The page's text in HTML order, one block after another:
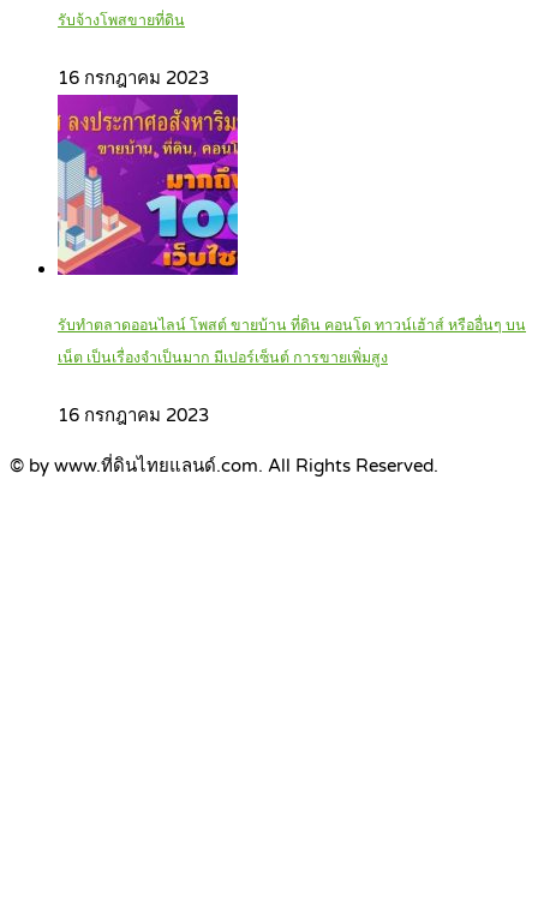
รับจ้างโพสขายที่ดิน
16 กรกฎาคม 2023
รับทำตลาดออนไลน์ โพสต์ ขายบ้าน ที่ดิน คอนโด ทาวน์เฮ้าส์ หรืออื่นๆ บน
เน็ต เป็นเรื่องจำเป็นมาก มีเปอร์เซ็นต์ การขายเพิ่มสูง
16 กรกฎาคม 2023
© by www.ที่ดินไทยแลนด์.com. All Rights Reserved.